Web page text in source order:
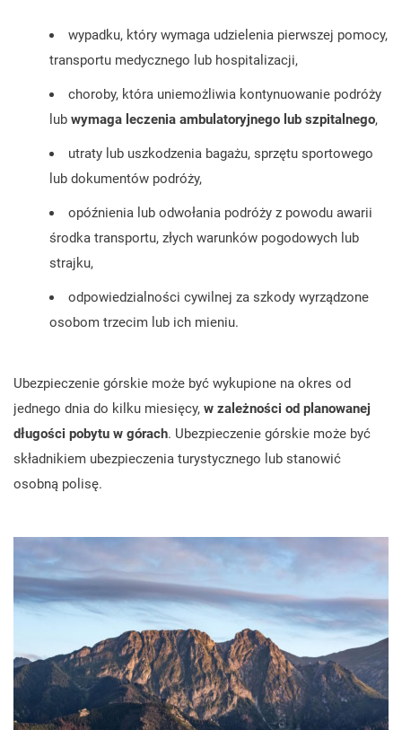
wypadku, który wymaga udzielenia pierwszej pomocy,
transportu medycznego lub hospitalizacji,
choroby, która uniemożliwia kontynuowanie podróży
lub wymaga leczenia ambulatoryjnego lub szpitalnego,
utraty lub uszkodzenia bagażu, sprzętu sportowego
lub dokumentów podróży,
opóźnienia lub odwołania podróży z powodu awarii
środka transportu, złych warunków pogodowych lub
strajku,
odpowiedzialności cywilnej za szkody wyrządzone
osobom trzecim lub ich mieniu.
Ubezpieczenie górskie może być wykupione na okres od
jednego dnia do kilku miesięcy, w zależności od planowanej
długości pobytu w górach. Ubezpieczenie górskie może być
składnikiem ubezpieczenia turystycznego lub stanowić
osobną polisę.